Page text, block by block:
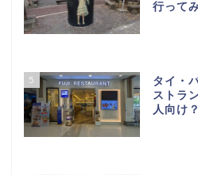
行って
5
タイ・
ストラ
人向け？